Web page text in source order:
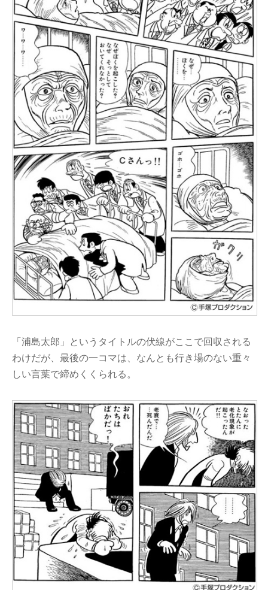
「浦島太郎」というタイトルの伏線がここで回収される
わけだが、最後の一コマは、なんとも行き場のない重々
しい言葉で締めくくられる。